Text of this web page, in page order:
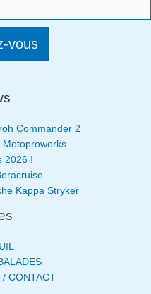
vous
Commander 2
Motoproworks
2026 !
Kappa Stryker
/ CONTACT